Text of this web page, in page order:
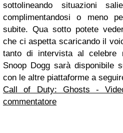
sottolineando situazioni
complimentandosi o meno
subite. Qua sotto potete
che ci aspetta scaricando il
tanto di intervista al celebre
Snoop Dogg sarà disponibile
con le altre piattaforme a
Call of Duty: Ghosts -
commentatore